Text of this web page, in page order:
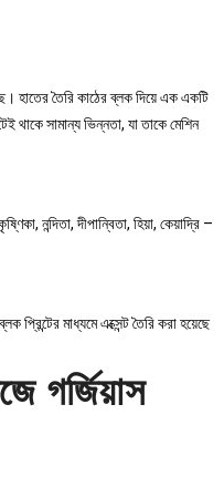
হাতের তৈরি কাঠের ব্লক দিয়ে এক একটি
থাকে সামান্য ভিন্নতা, যা তাকে মেশিন
নন্দিতা, দীপান্বিতা, হিয়া, কেয়াদ্রি –
মাধ্যমে এক্সেন্ট তৈরি করা হয়েছে
গর্জিয়াস